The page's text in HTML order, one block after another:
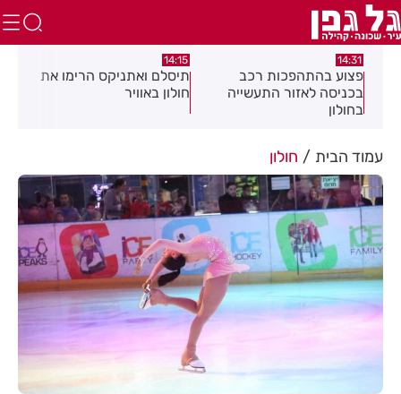
14:15
תיסלם ואתניקס הרימו את
חולון באוויר
13:05
פצוע בתאונת אופנוע במרכז
חולון
עמוד הבית חולון